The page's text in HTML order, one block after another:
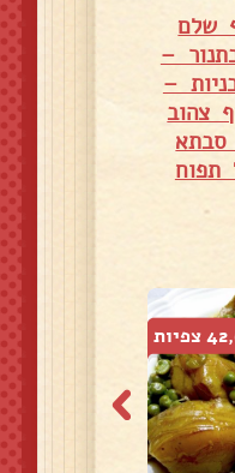
שלם
–
–
צהוב
סבתא
תפוח